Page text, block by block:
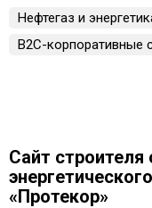
Нефтегаз и
B2C-корпоративные
Сайт
«Протекор»